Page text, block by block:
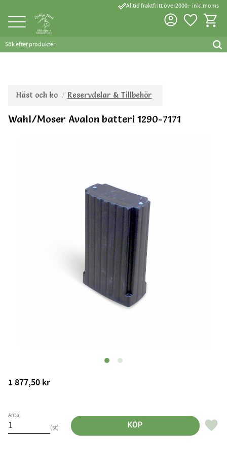
Meny
done_outlineAlltid fraktfritt över2000:- inkl moms
Favoriter
Häst och ko Reservdelar & Tillbehör
Wahl/Moser Avalon batteri 1290-7171
1 877,50 kr
Antal
st KÖP Lägg